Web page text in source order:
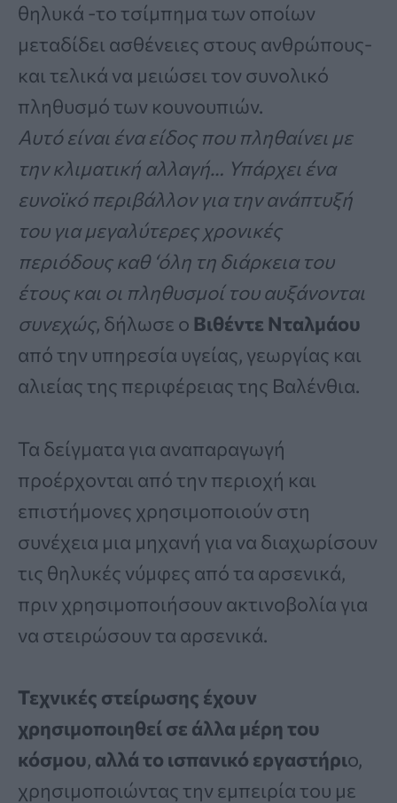
θηλυκά -το τσίμπημα των οποίων
μεταδίδει ασθένειες στους ανθρώπους-
και τελικά να μειώσει τον συνολικό
πληθυσμό των κουνουπιών.
Αυτό είναι ένα είδος που πληθαίνει με
την κλιματική αλλαγή… Υπάρχει ένα
ευνοϊκό περιβάλλον για την ανάπτυξή
του για μεγαλύτερες χρονικές
περιόδους καθ ‘όλη τη διάρκεια του
έτους και οι πληθυσμοί του αυξάνονται
συνεχώς, δήλωσε ο Βιθέντε Νταλμάου
από την υπηρεσία υγείας, γεωργίας και
αλιείας της περιφέρειας της Βαλένθια.
Τα δείγματα για αναπαραγωγή
προέρχονται από την περιοχή και
επιστήμονες χρησιμοποιούν στη
συνέχεια μια μηχανή για να διαχωρίσουν
τις θηλυκές νύμφες από τα αρσενικά,
πριν χρησιμοποιήσουν ακτινοβολία για
να στειρώσουν τα αρσενικά.
Τεχνικές στείρωσης έχουν
χρησιμοποιηθεί σε άλλα μέρη του
κόσμου, αλλά το ισπανικό εργαστήριο,
χρησιμοποιώντας την εμπειρία του με